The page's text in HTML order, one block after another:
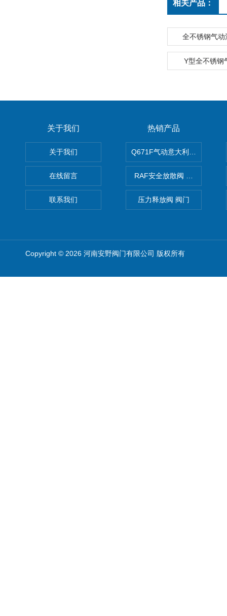
相关产品：
全不锈钢气动
Y型全不锈钢
关于我们
关于我们
在线留言
联系我们
热销产品
Q671F气动意大利式薄型球阀
RAF安全放散阀 阀生产
压力释放阀 阀门
Copyright © 2026 河南安野阀门有限公司 版权所有